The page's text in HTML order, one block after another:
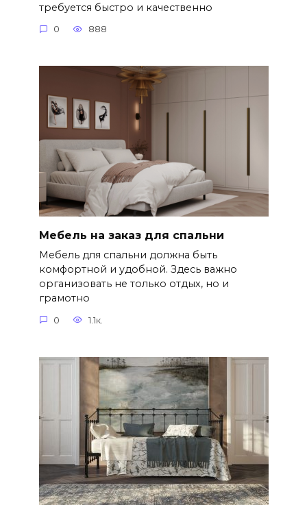
требуется быстро и качественно
0 888
Мебель на заказ для спальни
Мебель для спальни должна быть
комфортной и удобной. Здесь важно
организовать не только отдых, но и
грамотно
0 1.1к.